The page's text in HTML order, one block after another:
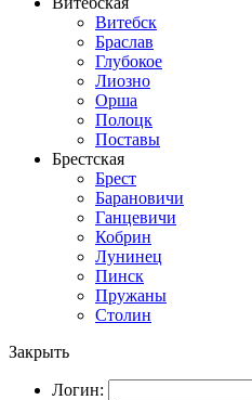
Витебск
Браслав
Глубокое
Лиозно
Орша
Полоцк
Поставы
Брестская
Брест
Барановичи
Ганцевичи
Кобрин
Лунинец
Пинск
Пружаны
Столин
Закрыть
Логин: